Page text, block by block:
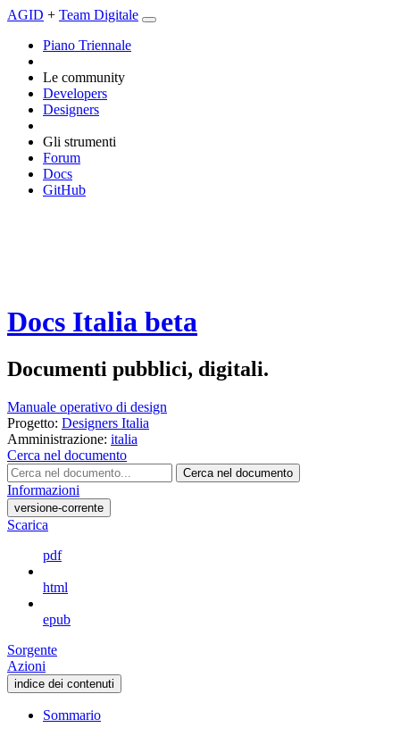
AGID + Team Digitale
Piano Triennale
Le community
Developers
Designers
Gli strumenti
Forum
Docs
GitHub
Docs Italia beta
Documenti pubblici, digitali.
Manuale operativo di design
Progetto: Designers Italia
Amministrazione: italia
Cerca nel documento
Cerca nel documento
Informazioni
versione-corrente
Scarica
pdf
html
epub
Sorgente
Azioni
indice dei contenuti
Sommario